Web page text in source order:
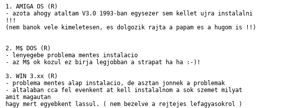
1. AMIGA OS (R)
- azota ahogy ataltam V3.0 1993-ban egysezer sem kellet ujra instalalni
!!!
(nem banok vele kimeletesen, es dolgozik rajta a papam es a hugom is !!)
2. M$ DOS (R)
- lenyegebe problema mentes instalacio
- az M$ ok kozul ez birja legjobban a strapat ha ha :-)!
3. WIN 3.xx (R)
- problema mentes alap instalacio, de asztan jonnek a problemak
- altalaban cca fel evenkent at kell instalalnom a sok szemet milyat
amit magautan
hagy mert egyebkent lassul. ( nem bezelve a rejtejes lefagyasokrol )